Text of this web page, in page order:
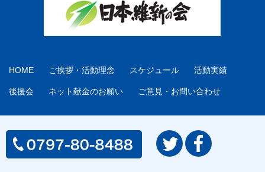
HOME ご挨拶・活動理念 スケジュール 活動実績
後援会 ネット献金のお願い ご意見・お問い合わせ